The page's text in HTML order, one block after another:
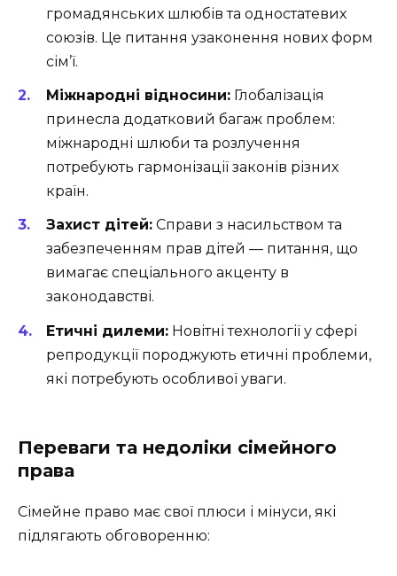
громадянських шлюбів та одностатевих
союзів. Це питання узаконення нових форм
сім’ї.
Міжнародні відносини: Глобалізація
принесла додатковий багаж проблем:
міжнародні шлюби та розлучення
потребують гармонізації законів різних
країн.
Захист дітей: Справи з насильством та
забезпеченням прав дітей — питання, що
вимагає спеціального акценту в
законодавстві.
Етичні дилеми: Новітні технології у сфері
репродукції породжують етичні проблеми,
які потребують особливої уваги.
Переваги та недоліки сімейного
права
Сімейне право має свої плюси і мінуси, які
підлягають обговоренню: